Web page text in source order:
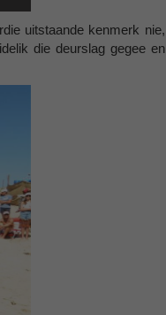
uitstaande kenmerk nie,
die deurslag gegee en